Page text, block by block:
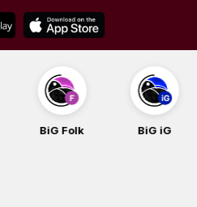
BiG Folk BiG iG